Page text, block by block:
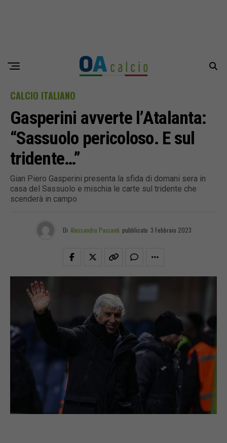
CALCIO ITALIANO
Gasperini avverte l’Atalanta:
“Sassuolo pericoloso. E sul
tridente…”
Gian Piero Gasperini presenta la sfida di domani sera in
casa del Sassuolo e mischia le carte sul tridente che
scenderà in campo
Di Alessandro Passanti pubblicato 3 Febbraio 2023